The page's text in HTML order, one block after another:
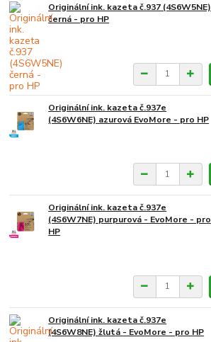
Originální ink. kazeta č.937 (4S6W5NE)
černá - pro HP
Originální ink. kazeta č.937e
(4S6W6NE) azurová EvoMore - pro HP
Originální ink. kazeta č.937e
(4S6W7NE) purpurová - EvoMore - pro
HP
Originální ink. kazeta č.937e
(4S6W8NE) žlutá - EvoMore - pro HP